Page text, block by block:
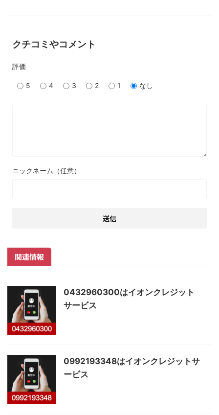
クチコミやコメント
評価
5 4 3 2 1 なし
ニックネーム（任意）
関連情報
0432960300はイオンクレジット
サービス
0992193348はイオンクレジットサ
ービス